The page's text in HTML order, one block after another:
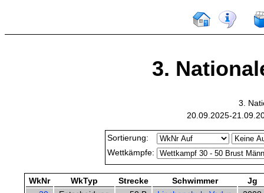
3.
3.
20.09.2025-
Sortierung:
Wettkämpfe:
WkNr WkTyp Strecke Schwimmer
Jg